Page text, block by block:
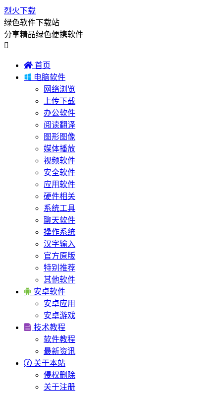
烈火下载
绿色软件下载站
分享精品绿色便携软件

 首页
 电脑软件
网络浏览
上传下载
办公软件
阅读翻译
图形图像
媒体播放
视频软件
安全软件
应用软件
硬件相关
系统工具
聊天软件
操作系统
汉字输入
官方原版
特别推荐
其他软件
 安卓软件
安卓应用
安卓游戏
 技术教程
软件教程
最新资讯
 关于本站
侵权删除
关于注册